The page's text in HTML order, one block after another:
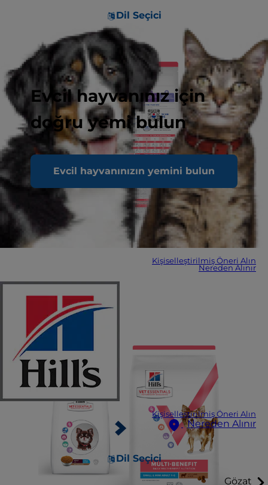
Dil Seçici
Evcil hayvanınız için
doğru yemi bulun
Evcil hayvanınızın yemini bulun
Kişiselleştirilmiş Öneri Alın
Nereden Alınır
Kişiselleştirilmiş Öneri Alın
Nereden Alınır
Dil Seçici
Gözat